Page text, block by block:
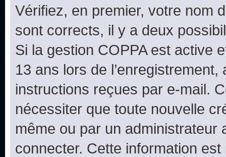
Vérifiez, en premier, votre nom
sont corrects, il y a deux
Si la gestion COPPA est active
13 ans lors de
instructions reçues par e-mail.
nécessiter que toute nouvelle
même ou par un
connecter. Cette information